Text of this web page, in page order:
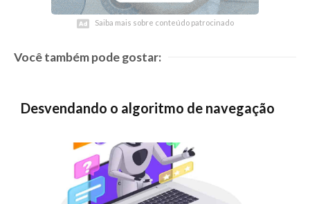
Saiba mais sobre conteúdo patrocinado
Saiba mais sobre conteúdo patrocinado
Você também pode gostar:
Desvendando o algoritmo de navegação